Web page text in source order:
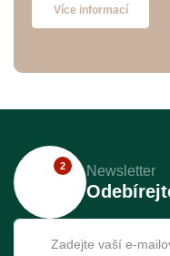
Více informací
2 Newsletter